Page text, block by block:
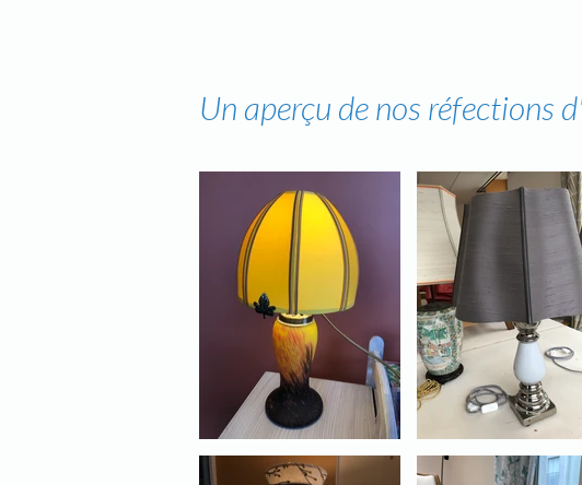
Un aperçu de nos réfections